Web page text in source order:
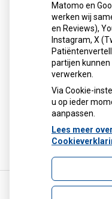
U heeft geen
externe
Cookie-
Matomo en
werken wij
en Reviews),
Instagram, X
partijen kunnen
verwerken.
Via Cookie-
u op ieder
aanpassen.
Lees meer